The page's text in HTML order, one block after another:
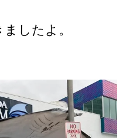
したよ。